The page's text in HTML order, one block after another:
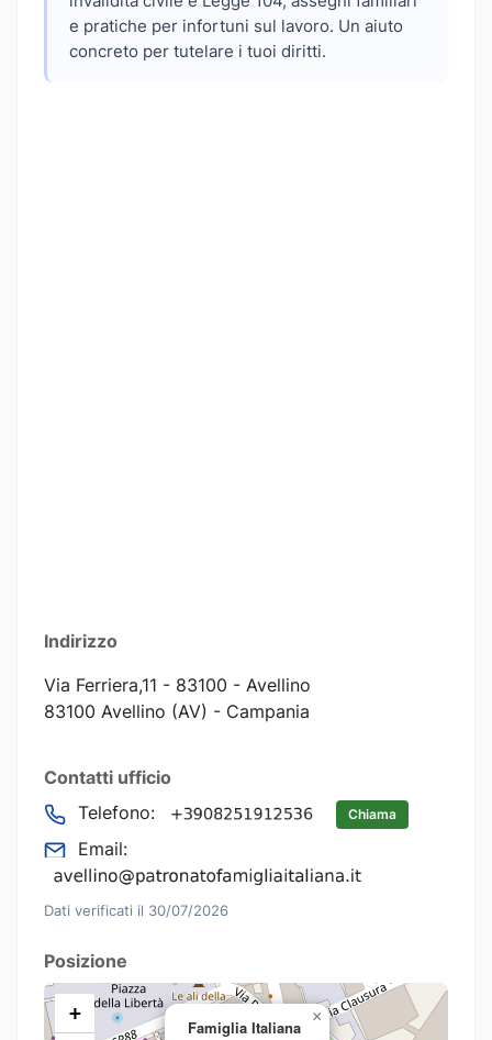
e pratiche per infortuni sul lavoro. Un aiuto
concreto per tutelare i tuoi diritti.
Indirizzo
Via Ferriera,11 - 83100 - Avellino
83100 Avellino (AV) - Campania
Contatti ufficio
Telefono:
Chiama
Email:
Dati verificati il 30/07/2026
Posizione
Famiglia Italiana
×
+